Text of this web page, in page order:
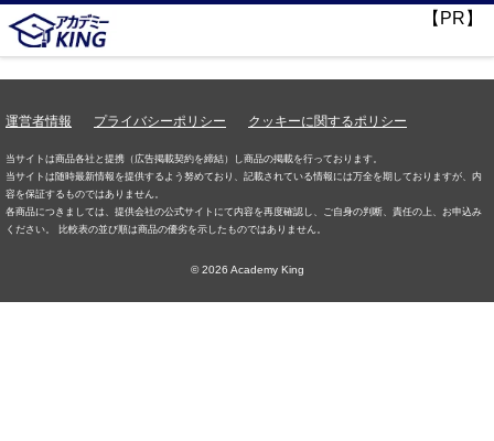
【PR】
運営者情報 プライバシーポリシー クッキーに関するポリシー
当サイトは商品各社と提携（広告掲載契約を締結）し商品の掲載を行っております。
当サイトは随時最新情報を提供するよう努めており、記載されている情報には万全を期しておりますが、内
容を保証するものではありません。
各商品につきましては、提供会社の公式サイトにて内容を再度確認し、ご自身の判断、責任の上、お申込み
ください。 比較表の並び順は商品の優劣を示したものではありません。
© 2026 Academy King